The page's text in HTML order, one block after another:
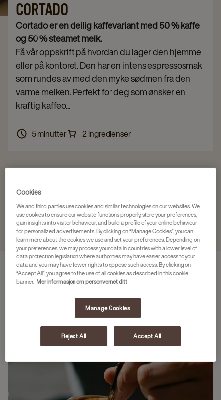
CORTADO
Cortado er en deilig kaffevariant med 50 % kaffe
og 50 % steamet melk.
Få vår oppskrift på hvordan du lager den hjemme
eller på kontoret. Den har en intens espressosmak
som rundes av med den myke sødmen fra den
varme melken. Perfekt for deg som ønsker en
kraftig kaffeo...
5 minutter 2 ingredienser
Cookies
We and third parties use cookies and similar technologies on our websites. We
use cookies to ensure our website functions properly, store your preferences,
gain insights into visitor behaviour, and build a profile of your online behaviour
for personalized advertisements. By clicking on “Manage Cookies”, you can
learn more about the cookies we use and set your preferences. Depending on
your preferences, we may process your data in countries with a lower level of
data protection legislation where authorities may have easier access to your
data and you may have fewer rights to oppose such access. By clicking on
“Accept All”, you agree to the use of all cookies as described in this cookie
banner. Mer informasjon om personvernet ditt
Manage Cookies
Reject All Accept All